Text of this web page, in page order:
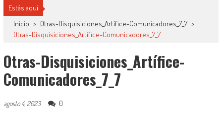
Estás aquí
Inicio > Otras-Disquisiciones_Artífice-Comunicadores_7_7 >
Otras-Disquisiciones_Artífice-Comunicadores_7_7
Otras-Disquisiciones_Artífice-
Comunicadores_7_7
agosto 4, 2023 0